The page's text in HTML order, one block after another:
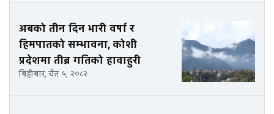
अबको तीन दिन भारी वर्षा र
हिमपातको सम्भावना, कोशी
प्रदेशमा तीब्र गतिको हावाहुरी
बिहीबार, चैत ५, २०८२